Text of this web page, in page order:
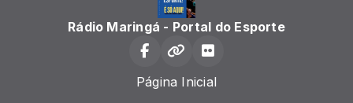
Rádio Maringá - Portal do Esporte
Página Inicial